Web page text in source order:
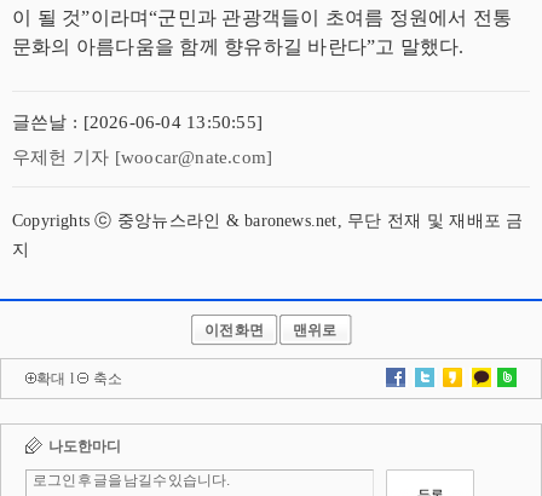
이 될 것”이라며“군민과 관광객들이 초여름 정원에서 전통
문화의 아름다움을 함께 향유하길 바란다”고 말했다.
글쓴날 : [2026-06-04 13:50:55]
우제헌 기자 [woocar@nate.com]
Copyrights ⓒ 중앙뉴스라인 & baronews.net, 무단 전재 및 재배포 금
지
이전화면 맨위로
확대 l 축소